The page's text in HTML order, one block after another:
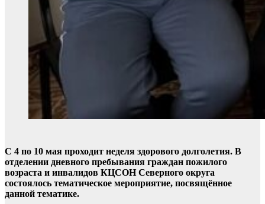
С 4 по 10 мая проходит неделя здорового долголетия. В
отделении дневного пребывания граждан пожилого
возраста и инвалидов КЦСОН Северного округа
состоялось тематическое мероприятие, посвящённое
данной тематике.